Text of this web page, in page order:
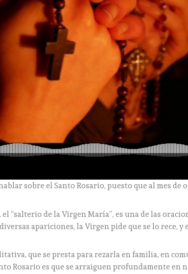
sobre el Santo Rosario, puesto que al mes de
“salterio de la Virgen María”, es una de las
apariciones, la Virgen pide que se lo rece,
que se presta para rezarla en familia, en
Rosario es que se arraiguen profundamente en